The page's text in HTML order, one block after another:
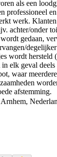
als een
professioneel
werk.
achter/onder
gedaan,
wordt
elk geval
waar
afstemming.